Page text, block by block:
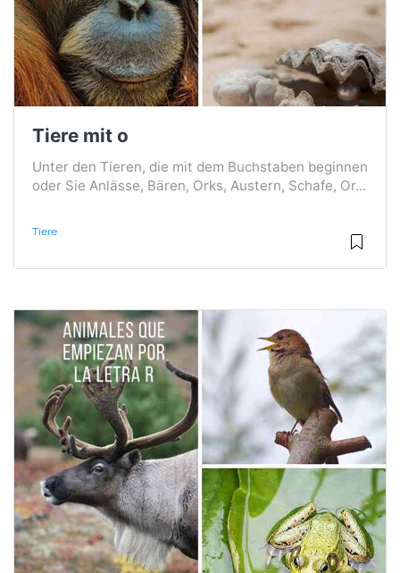
Tiere mit o
Unter den Tieren, die mit dem Buchstaben beginnen
oder Sie Anlässe, Bären, Orks, Austern, Schafe, Or...
Tiere